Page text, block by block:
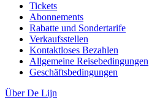
Tickets
Abonnements
Rabatte und Sondertarife
Verkaufsstellen
Kontaktloses Bezahlen
Allgemeine Reisebedingungen
Geschäftsbedingungen
Über De Lijn